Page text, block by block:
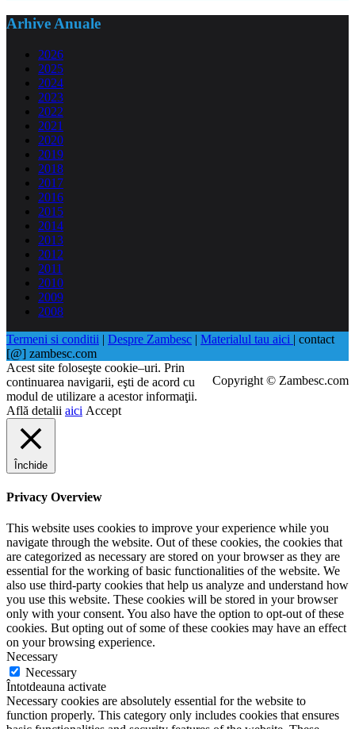
Arhive Anuale
2026
2025
2024
2023
2022
2021
2020
2019
2018
2017
2016
2015
2014
2013
2012
2011
2010
2009
2008
Termeni si conditii | Despre Zambesc | Materialul tau aici | contact
[@] zambesc.com
Copyright © Zambesc.com
Acest site foloseşte cookie–uri. Prin
continuarea navigarii, eşti de acord cu
modul de utilizare a acestor informaţii.
Află detalii aici Accept
Închide
Privacy Overview
This website uses cookies to improve your experience while you
navigate through the website. Out of these cookies, the cookies that
are categorized as necessary are stored on your browser as they are
essential for the working of basic functionalities of the website. We
also use third-party cookies that help us analyze and understand how
you use this website. These cookies will be stored in your browser
only with your consent. You also have the option to opt-out of these
cookies. But opting out of some of these cookies may have an effect
on your browsing experience.
Necessary
Necessary
Întotdeauna activate
Necessary cookies are absolutely essential for the website to
function properly. This category only includes cookies that ensures